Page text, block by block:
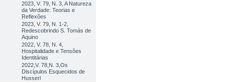
2023, V. 79, N. 3, A Natureza
da Verdade: Teorias e
Reflexões
2023, V. 79, N. 1-2,
Redescobrindo S. Tomás de
Aquino
2022, V. 78, N. 4,
Hospitalidade e Tensões
Identitárias
2022,V. 78,N. 3,Os
Discípulos Esquecidos de
Husserl